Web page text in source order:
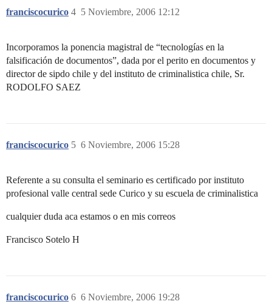
franciscocurico 5 Noviembre, 2006 12:12
4
Incorporamos la ponencia magistral de “tecnologías en la
falsificación de documentos”, dada por el perito en documentos y
director de sipdo chile y del instituto de criminalistica chile, Sr.
RODOLFO SAEZ
franciscocurico 6 Noviembre, 2006 15:28
5
Referente a su consulta el seminario es certificado por instituto
profesional valle central sede Curico y su escuela de criminalistica
cualquier duda aca estamos o en mis correos
Francisco Sotelo H
franciscocurico 6 Noviembre, 2006 19:28
6